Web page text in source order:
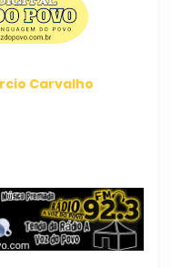
Carvalho